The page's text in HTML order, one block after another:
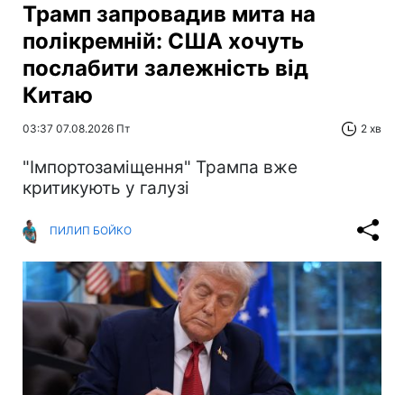
Трамп запровадив мита на
полікремній: США хочуть
послабити залежність від
Китаю
03:37 07.08.2026 Пт 2 хв
"Імпортозаміщення" Трампа вже
критикують у галузі
ПИЛИП БОЙКО